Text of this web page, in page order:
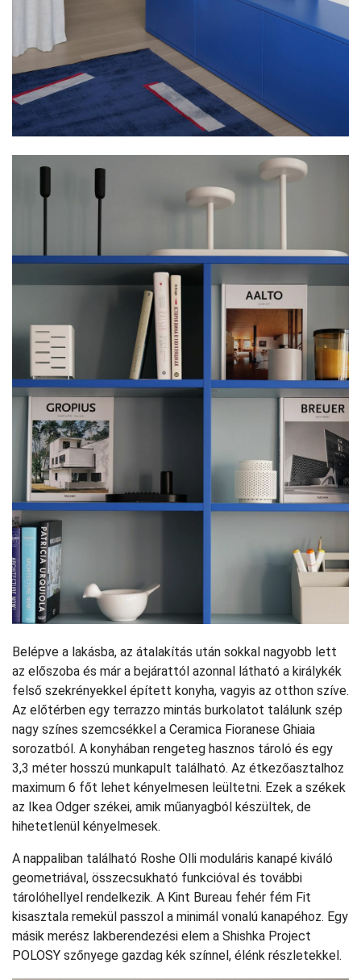
Belépve a lakásba, az átalakítás után sokkal nagyobb lett
az előszoba és már a bejárattól azonnal látható a királykék
felső szekrényekkel épített konyha, vagyis az otthon szíve.
Az előtérben egy terrazzo mintás burkolatot találunk szép
nagy színes szemcsékkel a Ceramica Fioranese Ghiaia
sorozatból. A konyhában rengeteg hasznos tároló és egy
3,3 méter hosszú munkapult található. Az étkezőasztalhoz
maximum 6 főt lehet kényelmesen leültetni. Ezek a székek
az Ikea Odger székei, amik műanyagból készültek, de
hihetetlenül kényelmesek.
A nappaliban található Roshe Olli moduláris kanapé kiváló
geometriával, összecsukható funkcióval és további
tárolóhellyel rendelkezik. A Kint Bureau fehér fém Fit
kisasztala remekül passzol a minimál vonalú kanapéhoz. Egy
másik merész lakberendezési elem a Shishka Project
POLOSY szőnyege gazdag kék színnel, élénk részletekkel.